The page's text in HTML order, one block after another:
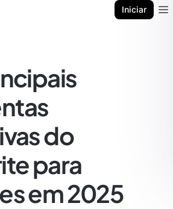
Iniciar
do
para
em 2025